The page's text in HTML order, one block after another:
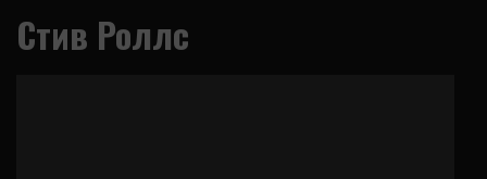
Стив Роллс